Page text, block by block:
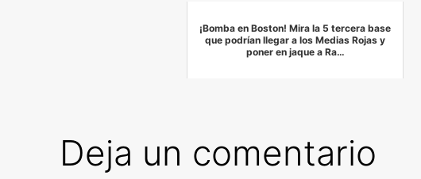
¡Bomba en Boston! Mira la 5 tercera base
que podrían llegar a los Medias Rojas y
poner en jaque a Ra…
Deja un comentario